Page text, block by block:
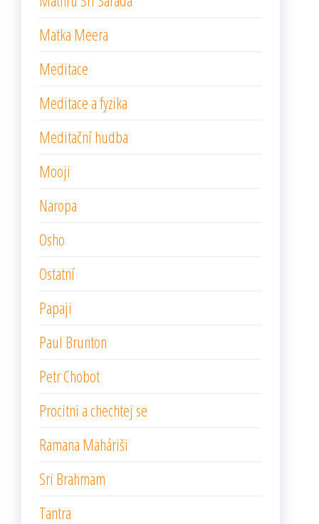
Matka Meera
Meditace
Meditace a fyzika
Meditační hudba
Mooji
Naropa
Osho
Ostatní
Papaji
Paul Brunton
Petr Chobot
Procitni a chechtej se
Ramana Maháriši
Sri Brahmam
Tantra